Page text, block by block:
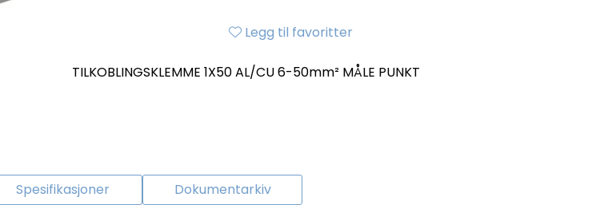
Legg til favoritter
TILKOBLINGSKLEMME 1X50 AL/CU 6-50mm² MÅLE PUNKT
Spesifikasjoner Dokumentarkiv